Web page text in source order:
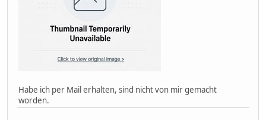
Habe ich per Mail erhalten, sind nicht von mir gemacht
worden.